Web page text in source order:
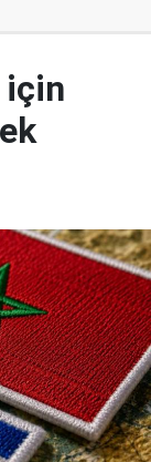
için